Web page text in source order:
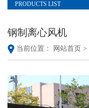
PRODUCTS LIST
钢制离心风机
当前位置： 网站首页 >